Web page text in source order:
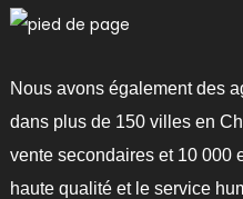
Nous avons également des
dans plus de 150 villes en
vente secondaires et 10 000
haute qualité et le service